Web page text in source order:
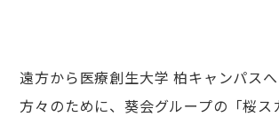
遠方から医療創生大学 柏キャンパス
方々のために、葵会グループの「桜ス